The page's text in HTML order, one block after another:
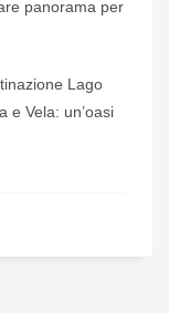
panorama per
Lago
e Vela: un’oasi